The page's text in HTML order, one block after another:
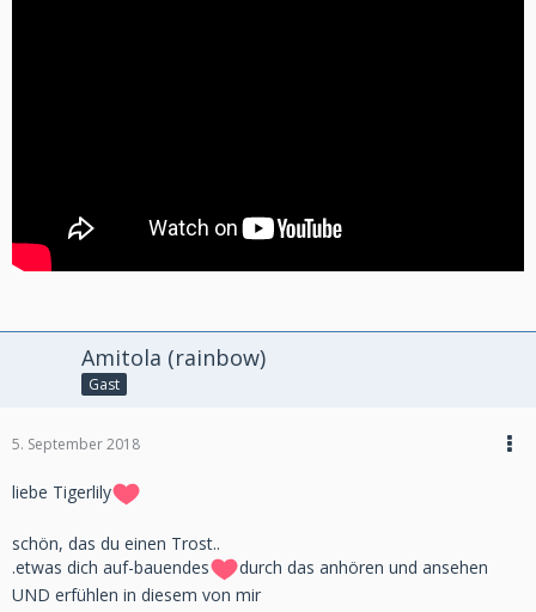
Amitola (rainbow)
Gast
5. September 2018
liebe Tigerlily
schön, das du einen Trost..
.etwas dich auf-bauendes
durch das anhören und ansehen
UND erfühlen in diesem von mir